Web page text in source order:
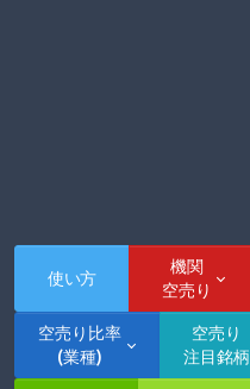
使い方
機関
空売り
空売り比率
(業種)
空売り
注目銘柄